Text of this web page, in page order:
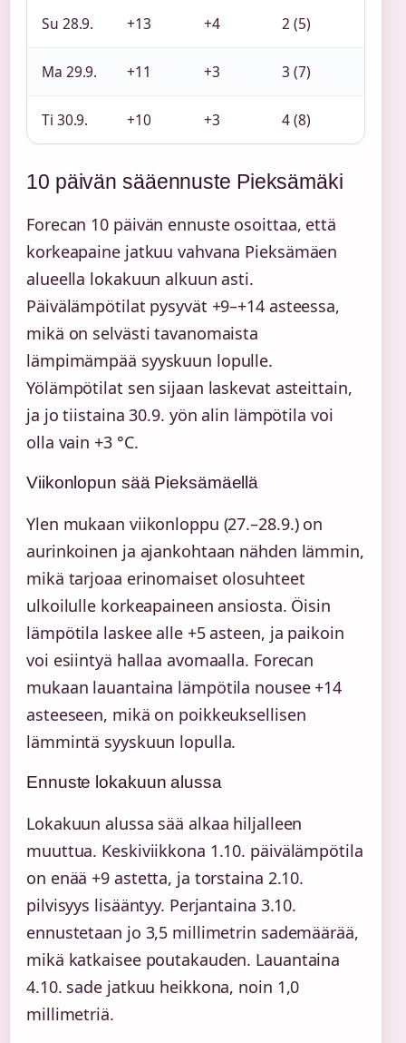
Su 28.9. +13 +4 2 (5)
Ma 29.9. +11 +3 3 (7)
Ti 30.9. +10 +3 4 (8)
10 päivän sääennuste Pieksämäki
Forecan 10 päivän ennuste osoittaa, että
korkeapaine jatkuu vahvana Pieksämäen
alueella lokakuun alkuun asti.
Päivälämpötilat pysyvät +9–+14 asteessa,
mikä on selvästi tavanomaista
lämpimämpää syyskuun lopulle.
Yölämpötilat sen sijaan laskevat asteittain,
ja jo tiistaina 30.9. yön alin lämpötila voi
olla vain +3 °C.
Viikonlopun sää Pieksämäellä
Ylen mukaan viikonloppu (27.–28.9.) on
aurinkoinen ja ajankohtaan nähden lämmin,
mikä tarjoaa erinomaiset olosuhteet
ulkoilulle korkeapaineen ansiosta. Öisin
lämpötila laskee alle +5 asteen, ja paikoin
voi esiintyä hallaa avomaalla. Forecan
mukaan lauantaina lämpötila nousee +14
asteeseen, mikä on poikkeuksellisen
lämmintä syyskuun lopulla.
Ennuste lokakuun alussa
Lokakuun alussa sää alkaa hiljalleen
muuttua. Keskiviikkona 1.10. päivälämpötila
on enää +9 astetta, ja torstaina 2.10.
pilvisyys lisääntyy. Perjantaina 3.10.
ennustetaan jo 3,5 millimetrin sademäärää,
mikä katkaisee poutakauden. Lauantaina
4.10. sade jatkuu heikkona, noin 1,0
millimetriä.